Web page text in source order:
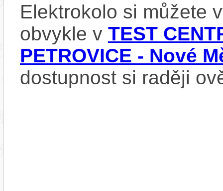
Elektrokolo si můžete
obvykle v TEST
PETROVICE - Nové
dostupnost si raději